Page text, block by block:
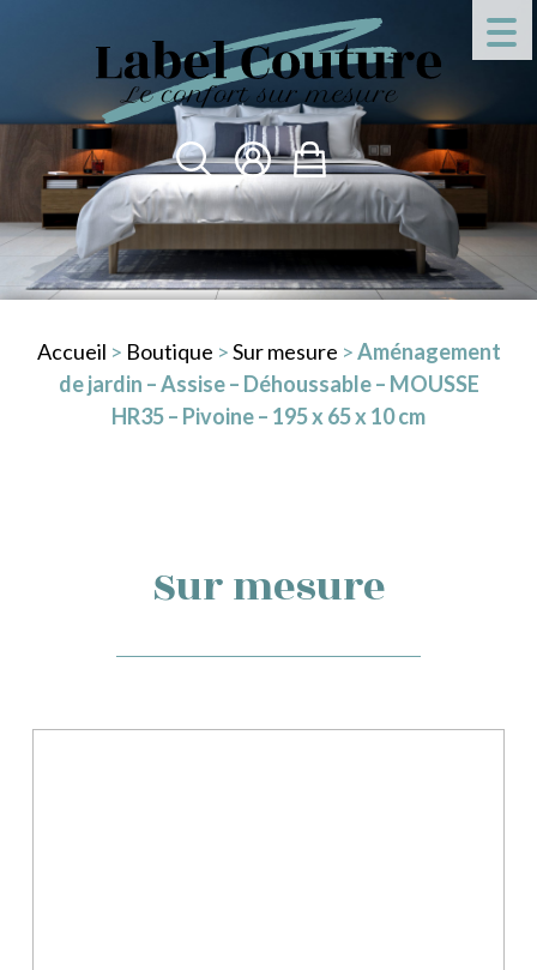
Accueil > Boutique >Sur mesure >Aménagement
de jardin – Assise – Déhoussable – MOUSSE
HR35 – Pivoine – 195 x 65 x 10 cm
Sur mesure